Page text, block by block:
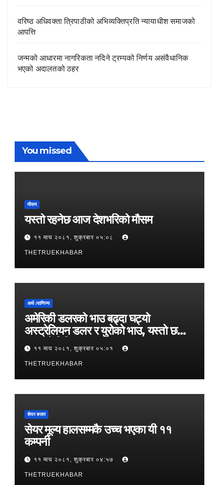
वरिष्ठ अधिवक्ता त्रिपाठीको अभिव्यक्तिप्रति न्यायाधीश समाजको
आपत्ति
जन्मको आधारमा नागरिकता नदिने ट्रम्पको निर्णय असंवैधानिक
भएको अदालतको ठहर
You missed
मौसम
यस्तो रहनेछ आज देशभरिको मौसम
११ माघ २०८१, शुक्रबार ०५:०८
THETRUEKHABAR
अर्थ /वाणिज्य
अमेरिकी डलरको भाउ बढ्दा घट्यो
अस्ट्रेलियन डलर र युरोको भाउ, यस्तो छ
आजको विनिमयदर
११ माघ २०८१, शुक्रबार ०५:०१
THETRUEKHABAR
शेयर बजार
सेयर मूल्य हालसम्मकै उच्च भएका यी ११
कम्पनी
११ माघ २०८१, शुक्रबार ०४:५७
THETRUEKHABAR